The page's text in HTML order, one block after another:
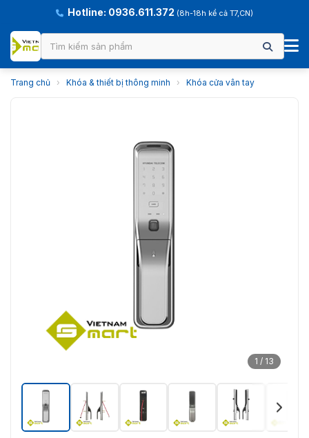
Hotline: 0936.611.372 (8h-18h kể cả T7,CN)
Trang chủ › Khóa & thiết bị thông minh › Khóa cửa vân tay
1 / 13